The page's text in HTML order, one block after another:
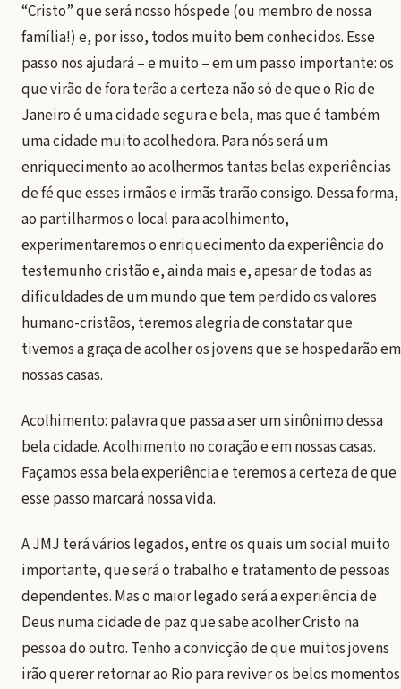
“Cristo” que será nosso hóspede (ou membro de nossa
família!) e, por isso, todos muito bem conhecidos. Esse
passo nos ajudará – e muito – em um passo importante: os
que virão de fora terão a certeza não só de que o Rio de
Janeiro é uma cidade segura e bela, mas que é também
uma cidade muito acolhedora. Para nós será um
enriquecimento ao acolhermos tantas belas experiências
de fé que esses irmãos e irmãs trarão consigo. Dessa forma,
ao partilharmos o local para acolhimento,
experimentaremos o enriquecimento da experiência do
testemunho cristão e, ainda mais e, apesar de todas as
dificuldades de um mundo que tem perdido os valores
humano-cristãos, teremos alegria de constatar que
tivemos a graça de acolher os jovens que se hospedarão em
nossas casas.
Acolhimento: palavra que passa a ser um sinônimo dessa
bela cidade. Acolhimento no coração e em nossas casas.
Façamos essa bela experiência e teremos a certeza de que
esse passo marcará nossa vida.
A JMJ terá vários legados, entre os quais um social muito
importante, que será o trabalho e tratamento de pessoas
dependentes. Mas o maior legado será a experiência de
Deus numa cidade de paz que sabe acolher Cristo na
pessoa do outro. Tenho a convicção de que muitos jovens
irão querer retornar ao Rio para reviver os belos momentos